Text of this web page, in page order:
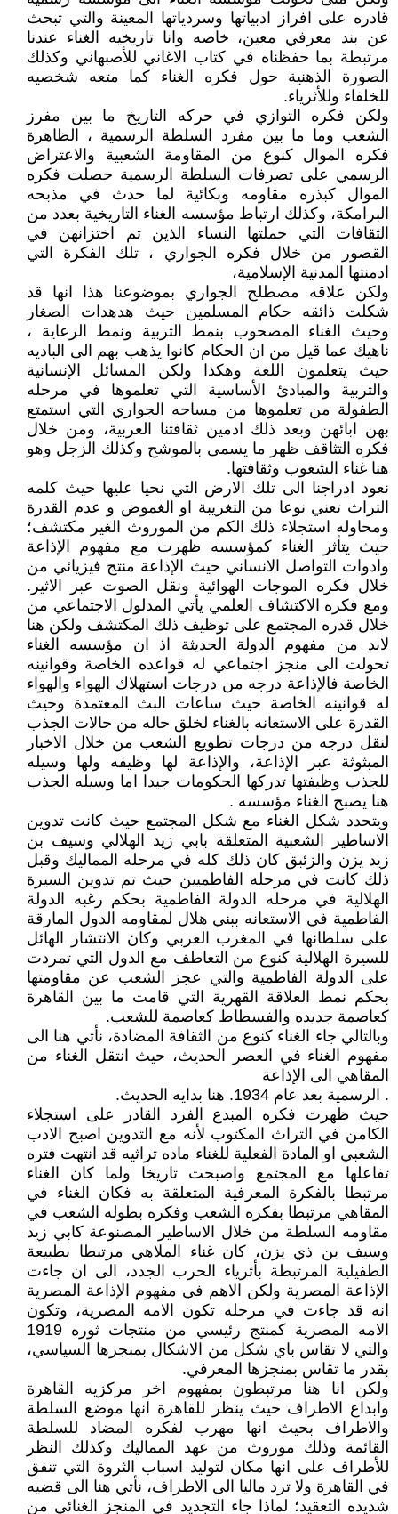
قادره على افراز ادبياتها وسردياتها المعينة والتي تبحث
عن بند معرفي معين، خاصه وانا تاريخيه الغناء عندنا
مرتبطة بما حفظناه في كتاب الاغاني للأصبهاني وكذلك
الصورة الذهنية حول فكره الغناء كما متعه شخصيه
للخلفاء وللأثرياء.
ولكن فكره التوازي في حركه التاريخ ما بين مفرز
الشعب وما ما بين مفرد السلطة الرسمية ، الظاهرة
فكره الموال كنوع من المقاومة الشعبية والاعتراض
الرسمي على تصرفات السلطة الرسمية حصلت فكره
الموال كبذره مقاومه وبكائية لما حدث في مذبحه
البرامكة، وكذلك ارتباط مؤسسه الغناء التاريخية بعدد من
الثقافات التي حملتها النساء الذين تم اختزانهن في
القصور من خلال فكره الجواري ، تلك الفكرة التي
ادمنتها المدنية الإسلامية،
ولكن علاقه مصطلح الجواري بموضوعنا هذا انها قد
شكلت ذائقه حكام المسلمين حيث هدهدات الصغار
وحيث الغناء المصحوب بنمط التربية ونمط الرعاية ،
ناهيك عما قيل من ان الحكام كانوا يذهب بهم الى الباديه
حيث يتعلمون اللغة وهكذا ولكن المسائل الإنسانية
والتربية والمبادئ الأساسية التي تعلموها في مرحله
الطفولة من تعلموها من مساحه الجواري التي استمتع
بهن ابائهن وبعد ذلك ادمين ثقافتنا العربية، ومن خلال
فكره التثاقف ظهر ما يسمى بالموشح وكذلك الزجل وهو
هنا غناء الشعوب وثقافتها.
نعود ادراجنا الى تلك الارض التي نحيا عليها حيث كلمه
التراث تعني نوعا من التغريبة او الغموض و عدم القدرة
ومحاوله استجلاء ذلك الكم من الموروث الغير مكتشف؛
حيث يتأثر الغناء كمؤسسه ظهرت مع مفهوم الإذاعة
وادوات التواصل الانساني حيث الإذاعة منتج فيزيائي من
خلال فكره الموجات الهوائية ونقل الصوت عبر الاثير.
ومع فكره الاكتشاف العلمي يأتي المدلول الاجتماعي من
خلال قدره المجتمع على توظيف ذلك المكتشف ولكن هنا
لابد من مفهوم الدولة الحديثة اذ ان مؤسسه الغناء
تحولت الى منجز اجتماعي له قواعده الخاصة وقوانينه
الخاصة فالإذاعة درجه من درجات استهلاك الهواء والهواء
له قوانينه الخاصة حيث ساعات البث المعتمدة وحيث
القدرة على الاستعانه بالغناء لخلق حاله من حالات الجذب
لنقل درجه من درجات تطويع الشعب من خلال الاخبار
المبثوثة عبر الإذاعة، والإذاعة لها وظيفه ولها وسيله
للجذب وظيفتها تدركها الحكومات جيدا اما وسيله الجذب
هنا يصبح الغناء مؤسسه .
ويتحدد شكل الغناء مع شكل المجتمع حيث كانت تدوين
الاساطير الشعبية المتعلقة بابي زيد الهلالي وسيف بن
زيد يزن والزئبق كان ذلك كله في مرحله المماليك وقبل
ذلك كانت في مرحله الفاطميين حيث تم تدوين السيرة
الهلالية في مرحله الدولة الفاطمية بحكم رغبه الدولة
الفاطمية في الاستعانه ببني هلال لمقاومه الدول المارقة
على سلطانها في المغرب العربي وكان الانتشار الهائل
للسيرة الهلالية كنوع من التعاطف مع الدول التي تمردت
على الدولة الفاطمية والتي عجز الشعب عن مقاومتها
بحكم نمط العلاقة القهرية التي قامت ما بين القاهرة
كعاصمة جديده والفسطاط كعاصمة للشعب.
وبالتالي جاء الغناء كنوع من الثقافة المضادة، نأتي هنا الى
مفهوم الغناء في العصر الحديث، حيث انتقل الغناء من
المقاهي الى الإذاعة
. الرسمية بعد عام 1934. هنا بدايه الحديث.
حيث ظهرت فكره المبدع الفرد القادر على استجلاء
الكامن في التراث المكتوب لأنه مع التدوين اصبح الادب
الشعبي او المادة الفعلية للغناء ماده تراثيه قد انتهت فتره
تفاعلها مع المجتمع واصبحت تاريخا ولما كان الغناء
مرتبطا بالفكرة المعرفية المتعلقة به فكان الغناء في
المقاهي مرتبطا بفكره الشعب وفكره بطوله الشعب في
مقاومه السلطة من خلال الاساطير المصنوعة كابي زيد
وسيف بن ذي يزن، كان غناء الملاهي مرتبطا بطبيعة
الطفيلية المرتبطة بأثرياء الحرب الجدد، الى ان جاءت
الإذاعة المصرية ولكن الاهم في مفهوم الإذاعة المصرية
انه قد جاءت في مرحله تكون الامه المصرية، وتكون
الامه المصرية كمنتج رئيسي من منتجات ثوره 1919
والتي لا تقاس باي شكل من الاشكال بمنجزها السياسي،
بقدر ما تقاس بمنجزها المعرفي.
ولكن انا هنا مرتبطون بمفهوم اخر مركزيه القاهرة
وابداع الاطراف حيث ينظر للقاهرة انها موضع السلطة
والاطراف بحيث انها مهرب لفكره المضاد للسلطة
القائمة وذلك موروث من عهد المماليك وكذلك النظر
للأطراف على انها مكان لتوليد اسباب الثروة التي تنفق
في القاهرة ولا ترد ماليا الى الاطراف، نأتي هنا الى قضيه
شديده التعقيد؛ لماذا جاء التجديد في المنجز الغنائي من